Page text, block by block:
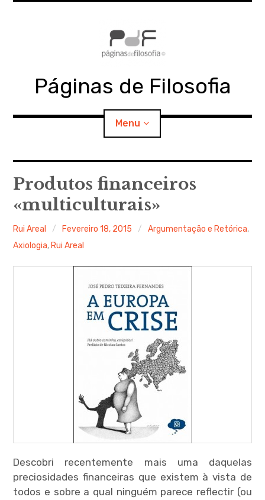
Páginas de Filosofia
Menu
SECÇÕES
MATERIAIS child
menu
child
menu
Produtos financeiros
«multiculturais»
Rui Areal Fevereiro 18, 2015 Argumentação e Retórica,
Axiologia, Rui Areal
Descobri recentemente mais uma daquelas
preciosidades financeiras que existem à vista de
todos e sobre a qual ninguém parece reflectir (ou